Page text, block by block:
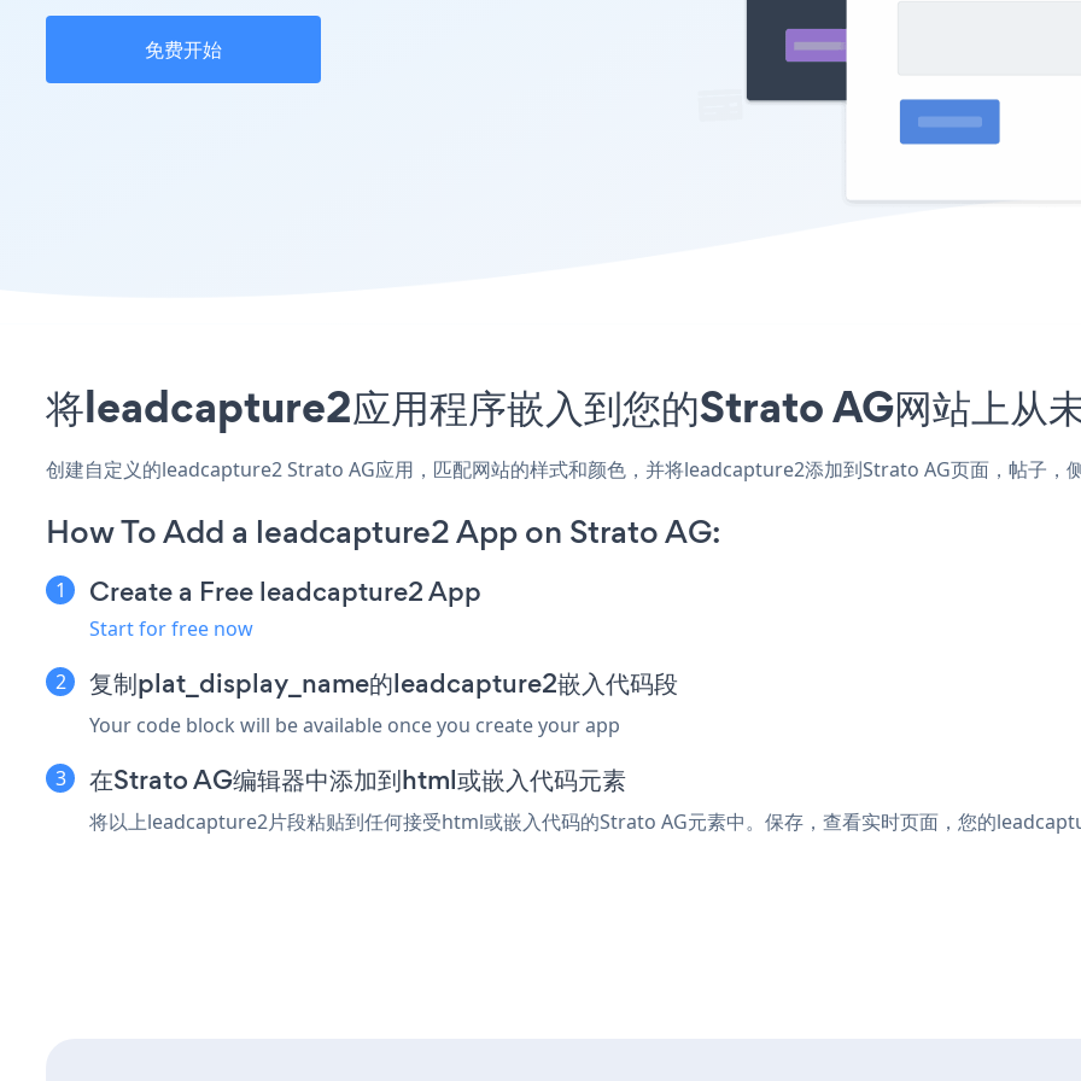
免费开始
将leadcapture2应用程序嵌入到您的Strato AG网站上从
创建自定义的leadcapture2 Strato AG应用，匹配网站的样式和颜色，并将leadcapture2添加到Strato AG页面，帖子，
How To Add a leadcapture2 App on Strato AG:
Create a Free leadcapture2 App
Start for free now
复制plat_display_name的leadcapture2嵌入代码段
Your code block will be available once you create your app
在Strato AG编辑器中添加到html或嵌入代码元素
将以上leadcapture2片段粘贴到任何接受html或嵌入代码的Strato AG元素中。保存，查看实时页面，您的